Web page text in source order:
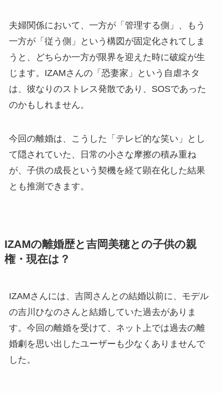
夫婦関係において、一方が「管理する側」、もう
一方が「従う側」という構図が固定化されてしま
うと、どちらか一方が限界を迎えた時に破綻が生
じます。IZAMさんの「恐妻家」という自虐ネタ
は、彼なりのストレス発散であり、SOSであった
のかもしれません。
今回の離婚は、こうした「テレビ的な笑い」とし
て隠されていた、日常の小さな摩擦の積み重ね
が、子供の成長という契機を経て顕在化した結果
とも推測できます。
IZAMの離婚歴と吉岡美穂との子供の親
権・現在は？
IZAMさんには、吉岡さんとの結婚以前に、モデル
の吉川ひなのさんと結婚していた過去がありま
す。今回の離婚を受けて、ネット上では過去の離
婚劇を思い出したユーザーも少なくありませんで
した。